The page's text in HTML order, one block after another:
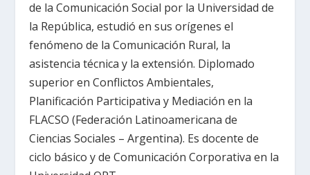
de la Comunicación Social por la Universidad de
la República, estudió en sus orígenes el
fenómeno de la Comunicación Rural, la
asistencia técnica y la extensión. Diplomado
superior en Conflictos Ambientales,
Planificación Participativa y Mediación en la
FLACSO (Federación Latinoamericana de
Ciencias Sociales – Argentina). Es docente de
ciclo básico y de Comunicación Corporativa en la